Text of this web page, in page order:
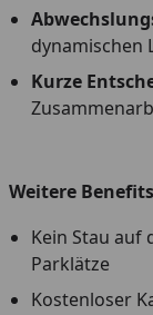
dynamischen
Kurze
Weitere
Kein Stau auf
Parklätze
Kostenloser